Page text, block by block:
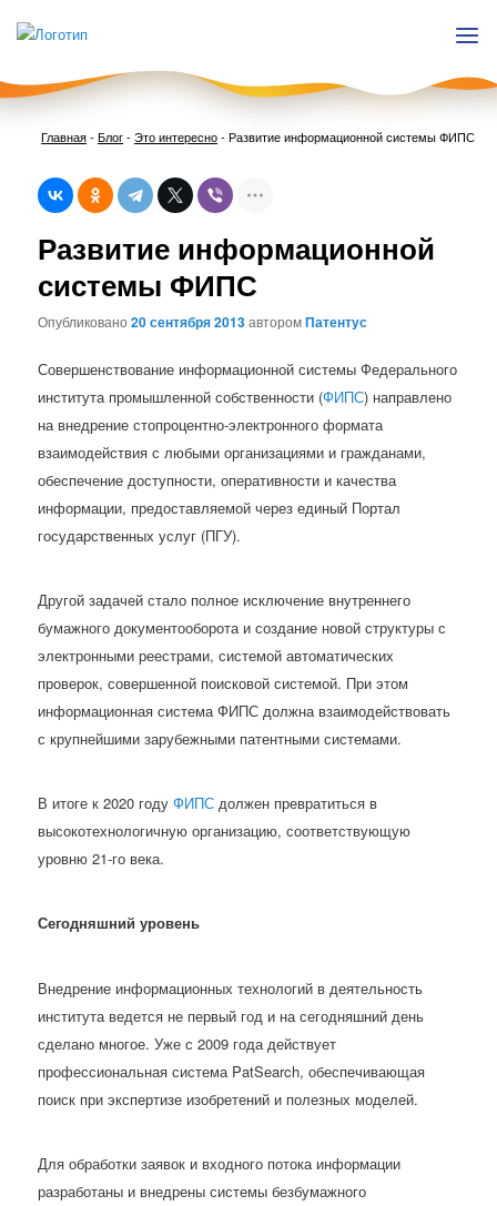
Главная-Блог- Это интересно- Развитие информационной системы ФИПС
Развитие информационной
системы ФИПС
Опубликовано20 сентября 2013авторомПатентус
Совершенствование информационной системы Федерального
института промышленной собственности (ФИПС) направлено
на внедрение стопроцентно-электронного формата
взаимодействия с любыми организациями и гражданами,
обеспечение доступности, оперативности и качества
информации, предоставляемой через единый Портал
государственных услуг (ПГУ).
Другой задачей стало полное исключение внутреннего
бумажного документооборота и создание новой структуры с
электронными реестрами, системой автоматических
проверок, совершенной поисковой системой. При этом
информационная система ФИПС должна взаимодействовать
с крупнейшими зарубежными патентными системами.
В итоге к 2020 годуФИПС должен превратиться в
высокотехнологичную организацию, соответствующую
уровню 21-го века.
Сегодняшний уровень
Внедрение информационных технологий в деятельность
института ведется не первый год и на сегодняшний день
сделано многое. Уже с 2009 года действует
профессиональная система PatSearch, обеспечивающая
поиск при экспертизе изобретений и полезных моделей.
Для обработки заявок и входного потока информации
разработаны и внедрены системы безбумажного